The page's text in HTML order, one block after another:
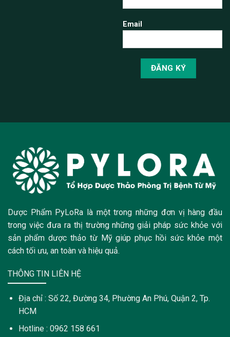
Email
Dược Phẩm PyLoRa là một trong những đơn vị hàng đầu
trong việc đưa ra thị trường những giải pháp sức khỏe với
sản phẩm dược thảo từ Mỹ giúp phục hồi sức khỏe một
cách tối ưu, an toàn và hiệu quả.
THÔNG TIN LIÊN HỆ
Địa chỉ : Số 22, Đường 34, Phường An Phú, Quận 2, Tp.
HCM
Hotline : 0962 158 661